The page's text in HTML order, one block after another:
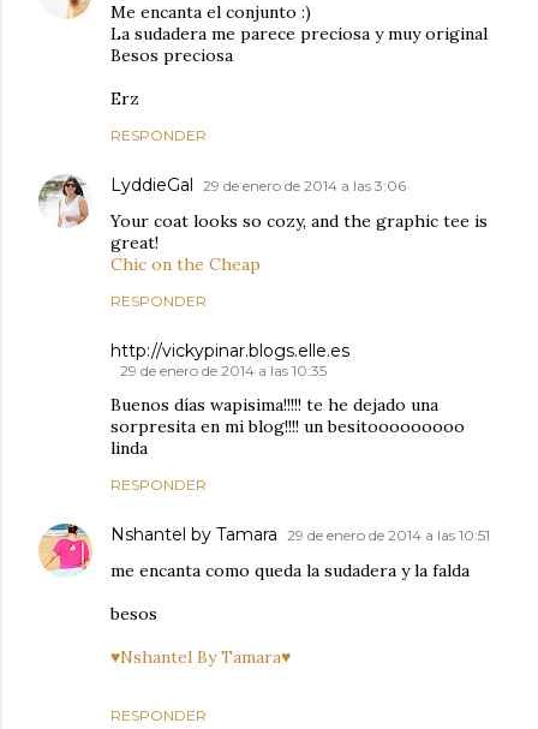
Me encanta el conjunto :)
La sudadera me parece preciosa y muy original
Besos preciosa
Erz
RESPONDER
LyddieGal 29 de enero de 2014 a las 3:06
Your coat looks so cozy, and the graphic tee is
great!
Chic on the Cheap
RESPONDER
http://vickypinar.blogs.elle.es
29 de enero de 2014 a las 10:35
Buenos días wapisima!!!!! te he dejado una
sorpresita en mi blog!!!! un besitooooooooo
linda
RESPONDER
Nshantel by Tamara 29 de enero de 2014 a las 10:51
me encanta como queda la sudadera y la falda
besos
♥Nshantel By Tamara♥
RESPONDER